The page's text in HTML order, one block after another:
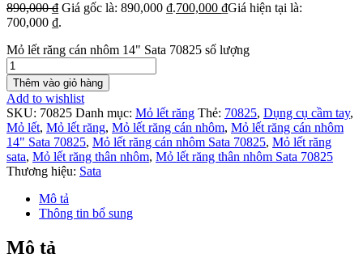
890,000₫ Giá gốc là: 890,000 ₫.700,000 ₫Giá hiện tại là:
700,000 ₫.
Mỏ lết răng cán nhôm 14" Sata 70825 số lượng
Thêm vào giỏ hàng
Add to wishlist
SKU: 70825 Danh mục: Mỏ lết răng Thẻ: 70825, Dụng cụ cầm tay,
Mỏ lết, Mỏ lết răng, Mỏ lết răng cán nhôm, Mỏ lết răng cán nhôm
14" Sata 70825, Mỏ lết răng cán nhôm Sata 70825, Mỏ lết răng
sata, Mỏ lết răng thân nhôm, Mỏ lết răng thân nhôm Sata 70825
Thương hiệu: Sata
Mô tả
Thông tin bổ sung
Mô tả